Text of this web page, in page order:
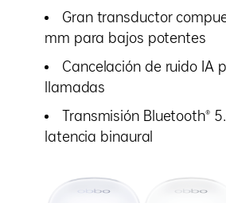
Gran transductor
mm para bajos potentes
Cancelación de ruido IA
llamadas
Transmisión Bluetooth®
latencia binaural